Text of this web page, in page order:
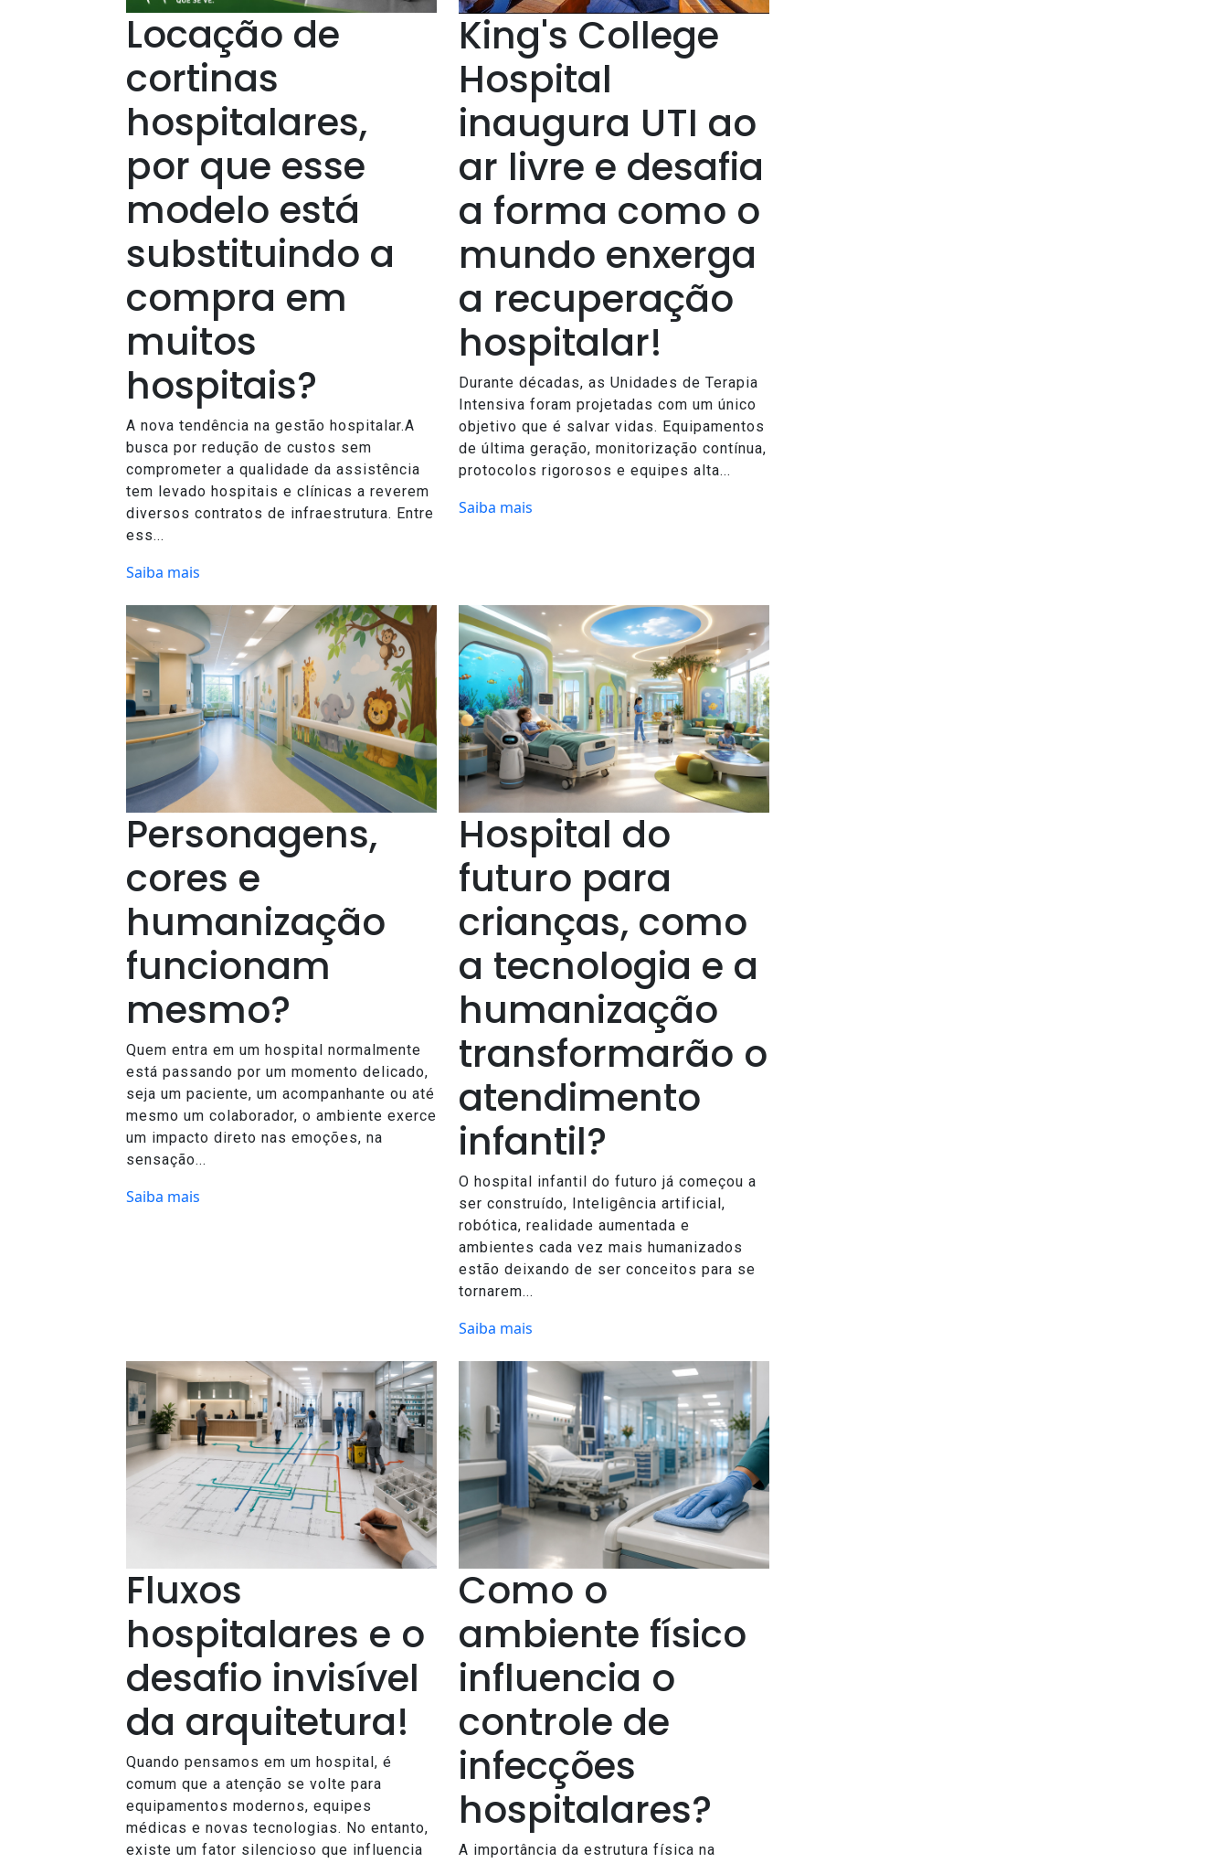
Locação de
cortinas
hospitalares,
por que esse
modelo está
substituindo a
compra em
muitos
hospitais?
A nova tendência na gestão hospitalar.A
busca por redução de custos sem
comprometer a qualidade da assistência
tem levado hospitais e clínicas a reverem
diversos contratos de infraestrutura. Entre
ess...
Saiba mais
King's College
Hospital
inaugura UTI ao
ar livre e desafia
a forma como o
mundo enxerga
a recuperação
hospitalar!
Durante décadas, as Unidades de Terapia
Intensiva foram projetadas com um único
objetivo que é salvar vidas. Equipamentos
de última geração, monitorização contínua,
protocolos rigorosos e equipes alta...
Saiba mais
Personagens,
cores e
humanização
funcionam
mesmo?
Quem entra em um hospital normalmente
está passando por um momento delicado,
seja um paciente, um acompanhante ou até
mesmo um colaborador, o ambiente exerce
um impacto direto nas emoções, na
sensação...
Saiba mais
Hospital do
futuro para
crianças, como
a tecnologia e a
humanização
transformarão o
atendimento
infantil?
O hospital infantil do futuro já começou a
ser construído, Inteligência artificial,
robótica, realidade aumentada e
ambientes cada vez mais humanizados
estão deixando de ser conceitos para se
tornarem...
Saiba mais
Fluxos
hospitalares e o
desafio invisível
da arquitetura!
Quando pensamos em um hospital, é
comum que a atenção se volte para
equipamentos modernos, equipes
médicas e novas tecnologias. No entanto,
existe um fator silencioso que influencia
Como o
ambiente físico
influencia o
controle de
infecções
hospitalares?
A importância da estrutura física na